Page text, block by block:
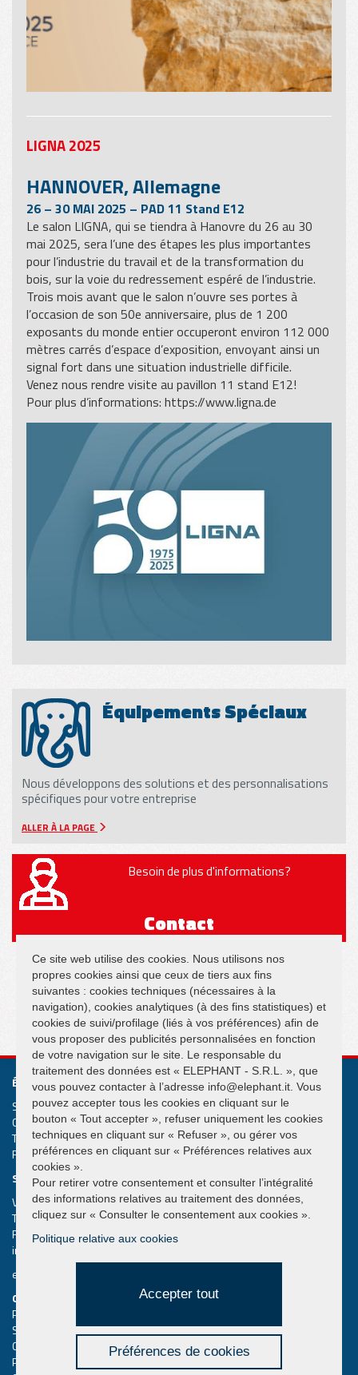
LIGNA 2025
HANNOVER, Allemagne
26 – 30 MAI 2025 – PAD 11 Stand E12
Le salon LIGNA, qui se tiendra à Hanovre du 26 au 30
mai 2025, sera l’une des étapes les plus importantes
pour l’industrie du travail et de la transformation du
bois, sur la voie du redressement espéré de l’industrie.
Trois mois avant que le salon n’ouvre ses portes à
l’occasion de son 50e anniversaire, plus de 1 200
exposants du monde entier occuperont environ 112 000
mètres carrés d’espace d’exposition, envoyant ainsi un
signal fort dans une situation industrielle difficile.
Venez nous rendre visite au pavillon 11 stand E12!
Pour plus d’informations: https://www.ligna.de
Équipements Spéciaux
Nous développons des solutions et des personnalisations
spécifiques pour votre entreprise
ALLER À LA PAGE
Besoin de plus d'informations?
Contact
SUIVEZ NOUS SUR
ÉLÉPHANT S.R.L.
Systèmes de levage et de manutention Grues suspendues
Cap. Soc. € 50.000,00
T.V.A. IT02013590407
R.e.a. Rimini n. 233980
SIÈGE SOCIAL
Via Piane, 25/A – 47853 Coriano – Rimini (RN) – Italy
Tel. +39 0541 657285
Fax +39 0541 657605
info@elephant.it
elephant@legalmail.it
QUICK MENU
Palonnier à ventouse
Search the catalog
Confidentialité des utilisateurs du site web
Politique de confidentialité pour les visiteurs du site web
Ce site web utilise des cookies. Nous utilisons nos
propres cookies ainsi que ceux de tiers aux fins
suivantes : cookies techniques (nécessaires à la
navigation), cookies analytiques (à des fins statistiques) et
cookies de suivi/profilage (liés à vos préférences) afin de
vous proposer des publicités personnalisées en fonction
de votre navigation sur le site. Le responsable du
traitement des données est « ELEPHANT - S.R.L. », que
vous pouvez contacter à l’adresse info@elephant.it. Vous
pouvez accepter tous les cookies en cliquant sur le
bouton « Tout accepter », refuser uniquement les cookies
techniques en cliquant sur « Refuser », ou gérer vos
préférences en cliquant sur « Préférences relatives aux
cookies ».
Pour retirer votre consentement et consulter l’intégralité
des informations relatives au traitement des données,
cliquez sur « Consulter le consentement aux cookies ».
Politique relative aux cookies
Accepter tout
Préférences de cookies